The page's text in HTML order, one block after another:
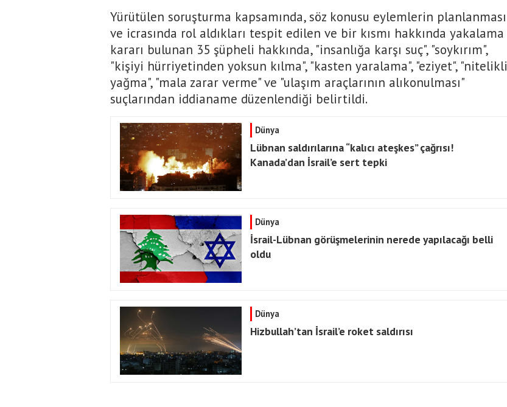
Yürütülen soruşturma kapsamında, söz konusu eylemlerin planlanması
ve icrasında rol aldıkları tespit edilen ve bir kısmı hakkında yakalama
kararı bulunan 35 şüpheli hakkında, "insanlığa karşı suç", "soykırım",
"kişiyi hürriyetinden yoksun kılma", "kasten yaralama", "eziyet", "nitelikli
yağma", "mala zarar verme" ve "ulaşım araçlarının alıkonulması"
suçlarından iddianame düzenlendiği belirtildi.
Dünya
Lübnan saldırılarına “kalıcı ateşkes” çağrısı!
Kanada’dan İsrail’e sert tepki
Dünya
İsrail-Lübnan görüşmelerinin nerede yapılacağı belli
oldu
Dünya
Hizbullah’tan İsrail’e roket saldırısı